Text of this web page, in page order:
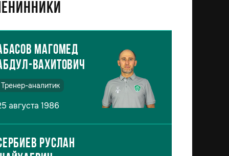
Магомед
Вахитович
Тренер-аналитик
августа 1986
Руслан